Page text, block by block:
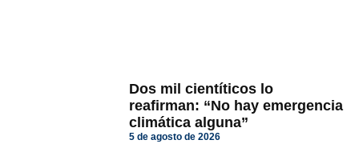
Dos mil cientíticos lo
reafirman: “No hay emergencia
climática alguna”
5 de agosto de 2026